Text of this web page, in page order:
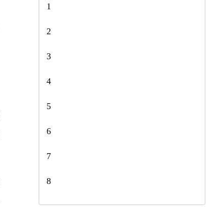
1
2
3
4
5
6
7
8